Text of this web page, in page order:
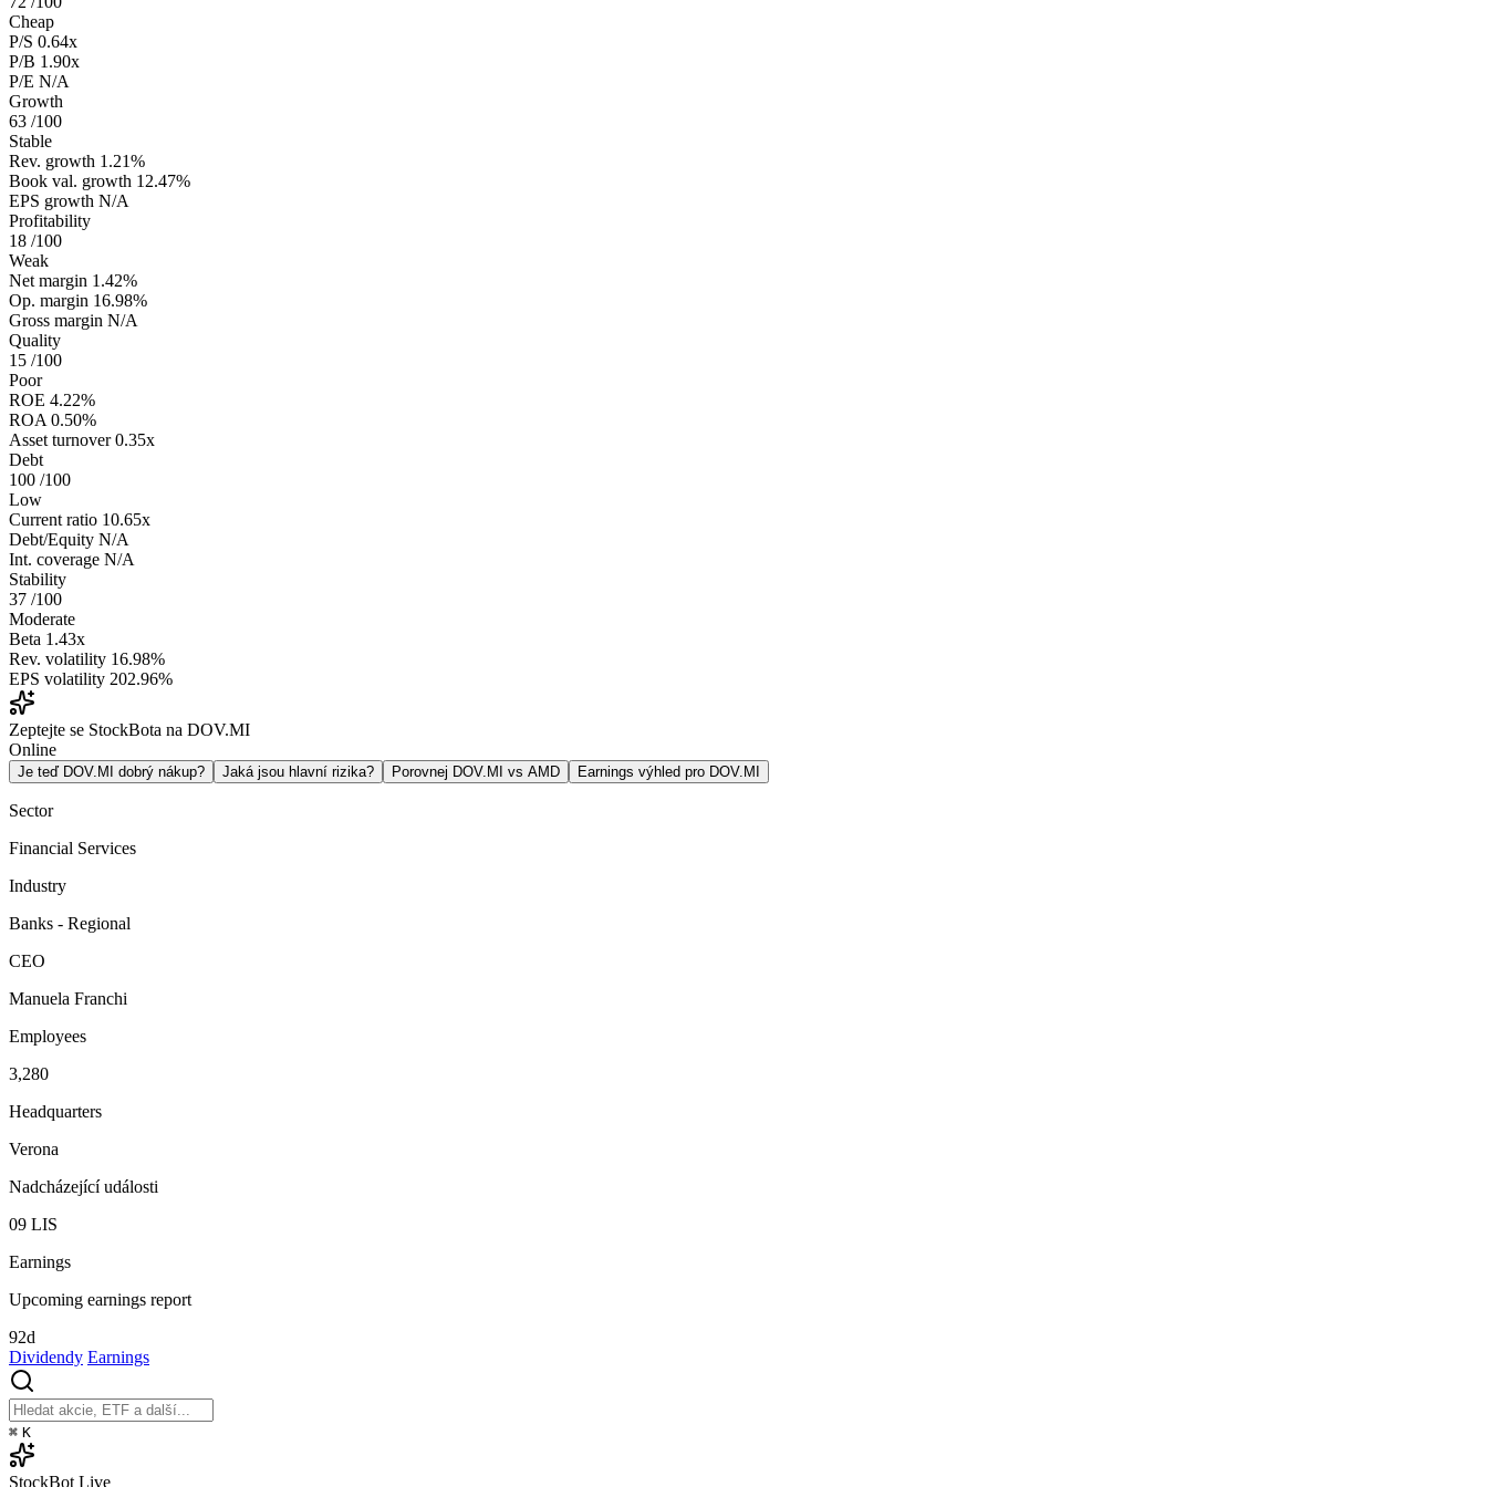
Cheap
P/S 0.64x
P/B 1.90x
P/E N/A
Growth
63 /100
Stable
Rev. growth 1.21%
Book val. growth 12.47%
EPS growth N/A
Profitability
18 /100
Weak
Net margin 1.42%
Op. margin 16.98%
Gross margin N/A
Quality
15 /100
Poor
ROE 4.22%
ROA 0.50%
Asset turnover 0.35x
Debt
100 /100
Low
Current ratio 10.65x
Debt/Equity N/A
Int. coverage N/A
Stability
37 /100
Moderate
Beta 1.43x
Rev. volatility 16.98%
EPS volatility 202.96%
Zeptejte se StockBota na DOV.MI
Online
Je teď DOV.MI dobrý nákup? Jaká jsou hlavní rizika? Porovnej DOV.MI vs AMD Earnings výhled pro DOV.MI
Sector
Financial Services
Industry
Banks - Regional
CEO
Manuela Franchi
Employees
3,280
Headquarters
Verona
Nadcházející události
09 LIS
Earnings
Upcoming earnings report
92d
Dividendy Earnings
⌘ K
StockBot Live